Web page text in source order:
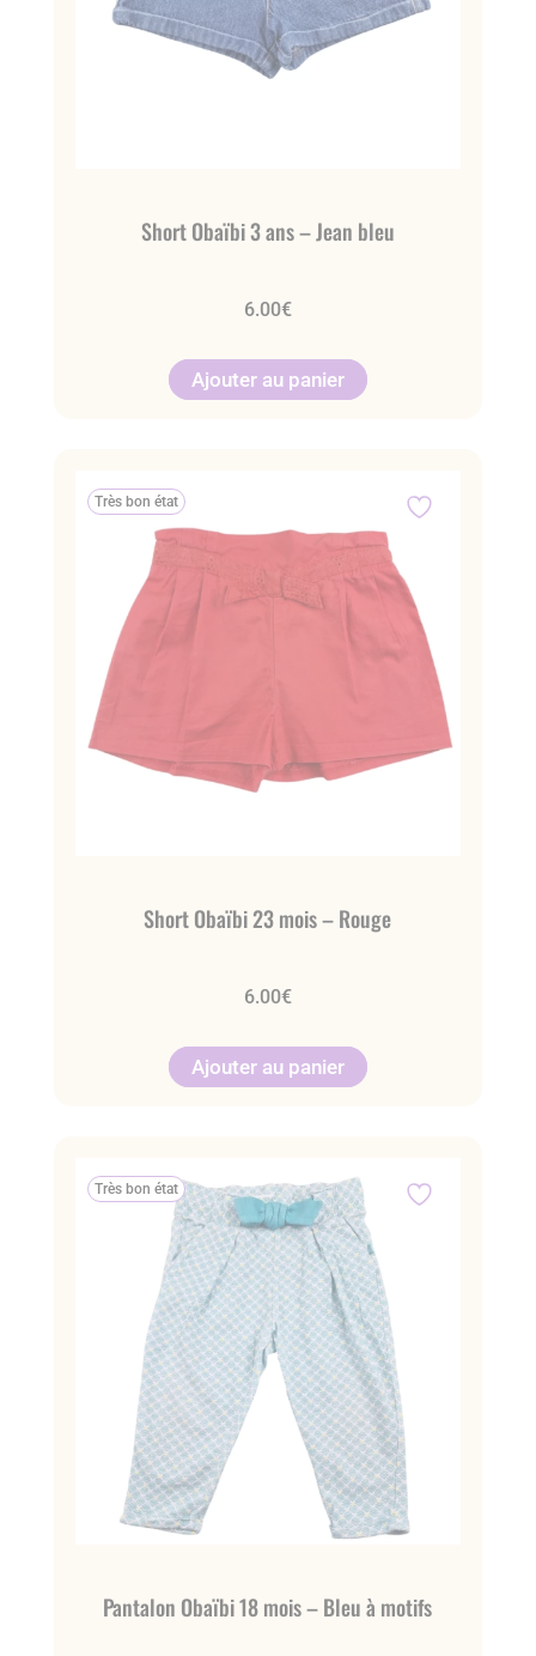
Short Obaïbi 3 ans – Jean bleu
6.00€
Ajouter au panier
Très bon état
Short Obaïbi 23 mois – Rouge
6.00€
Ajouter au panier
Très bon état
Pantalon Obaïbi 18 mois – Bleu à motifs